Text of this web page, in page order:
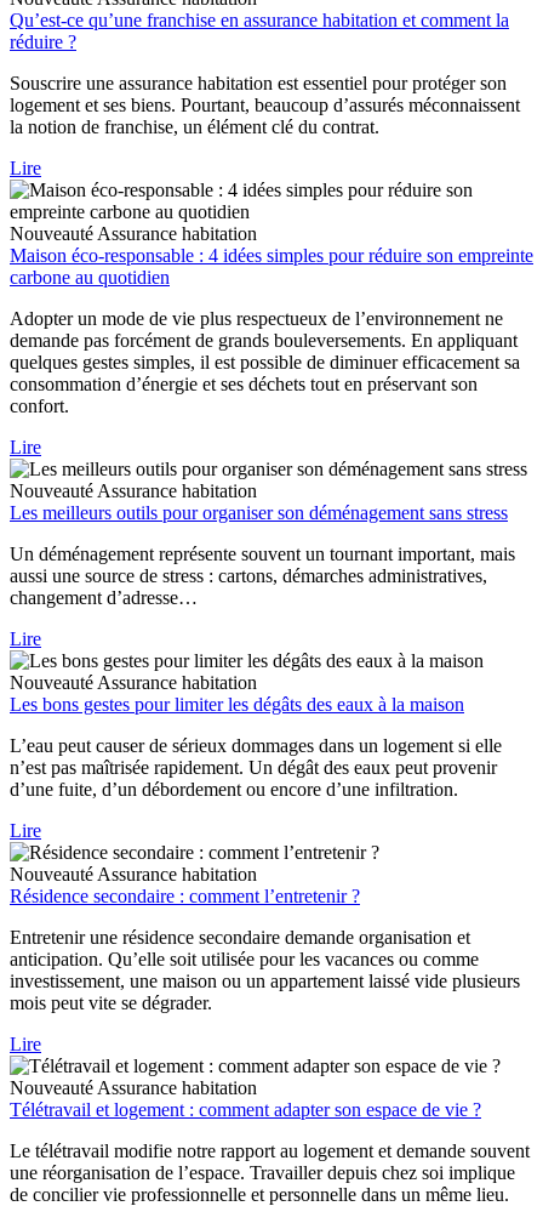
Qu’est-ce qu’une franchise en assurance habitation et comment la
réduire ?
Souscrire une assurance habitation est essentiel pour protéger son
logement et ses biens. Pourtant, beaucoup d’assurés méconnaissent
la notion de franchise, un élément clé du contrat.
Lire
Nouveauté Assurance habitation
Maison éco-responsable : 4 idées simples pour réduire son empreinte
carbone au quotidien
Adopter un mode de vie plus respectueux de l’environnement ne
demande pas forcément de grands bouleversements. En appliquant
quelques gestes simples, il est possible de diminuer efficacement sa
consommation d’énergie et ses déchets tout en préservant son
confort.
Lire
Nouveauté Assurance habitation
Les meilleurs outils pour organiser son déménagement sans stress
Un déménagement représente souvent un tournant important, mais
aussi une source de stress : cartons, démarches administratives,
changement d’adresse…
Lire
Nouveauté Assurance habitation
Les bons gestes pour limiter les dégâts des eaux à la maison
L’eau peut causer de sérieux dommages dans un logement si elle
n’est pas maîtrisée rapidement. Un dégât des eaux peut provenir
d’une fuite, d’un débordement ou encore d’une infiltration.
Lire
Nouveauté Assurance habitation
Résidence secondaire : comment l’entretenir ?
Entretenir une résidence secondaire demande organisation et
anticipation. Qu’elle soit utilisée pour les vacances ou comme
investissement, une maison ou un appartement laissé vide plusieurs
mois peut vite se dégrader.
Lire
Nouveauté Assurance habitation
Télétravail et logement : comment adapter son espace de vie ?
Le télétravail modifie notre rapport au logement et demande souvent
une réorganisation de l’espace. Travailler depuis chez soi implique
de concilier vie professionnelle et personnelle dans un même lieu.